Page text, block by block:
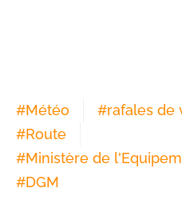
#Météo #rafales de
#Route
#Ministère de
#DGM